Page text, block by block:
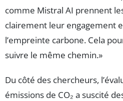
comme Mistral AI prennent
clairement leur engagement
l’empreinte carbone. Cela
suivre le même chemin.
Du côté des chercheurs,
émissions de CO₂ a suscité